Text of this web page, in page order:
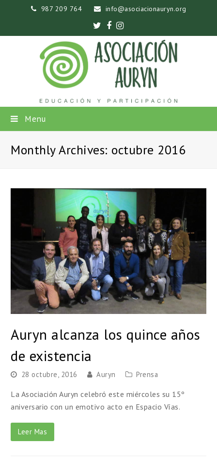
987 209 764 info@asociacionauryn.org
Twitter
Facebook
Instagram
Menu
Monthly Archives: octubre 2016
Auryn alcanza los quince años
de existencia
28 octubre, 2016 Auryn Prensa
La Asociación Auryn celebró este miércoles su 15º
aniversario con un emotivo acto en Espacio Vías.
Leer Mas